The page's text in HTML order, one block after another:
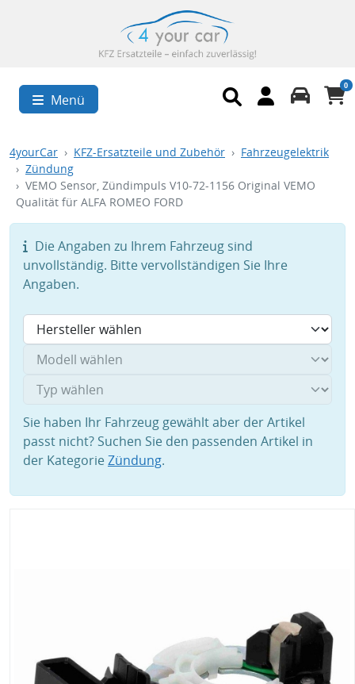
Menü
0
4yourCar KFZ-Ersatzteile und Zubehör
Fahrzeugelektrik
Zündung
VEMO Sensor, Zündimpuls V10-72-1156 Original VEMO
Qualität für ALFA ROMEO FORD
Die Angaben zu Ihrem Fahrzeug sind
unvollständig. Bitte vervollständigen Sie Ihre
Angaben.
Sie haben Ihr Fahrzeug gewählt aber der Artikel
passt nicht? Suchen Sie den passenden Artikel in
der KategorieZündung.